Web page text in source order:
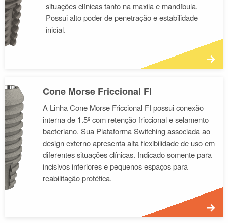
situações clínicas tanto na maxila e mandíbula.
Possui alto poder de penetração e estabilidade
inicial.
Cone Morse Friccional FI
A Linha Cone Morse Friccional FI possui conexão
interna de 1.5º com retenção friccional e selamento
bacteriano. Sua Plataforma Switching associada ao
design externo apresenta alta flexibilidade de uso em
diferentes situações clínicas. Indicado somente para
incisivos inferiores e pequenos espaços para
reabilitação protética.